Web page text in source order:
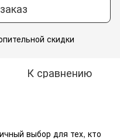
скидки
К сравнению
выбор для тех, кто